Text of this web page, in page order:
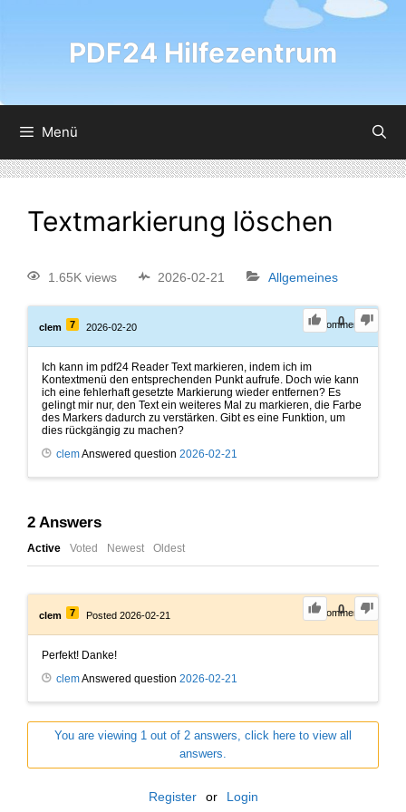
PDF24 Hilfezentrum
Menü
Textmarkierung löschen
1.65K views 2026-02-21 Allgemeines
0
clem 7 2026-02-20 0Comments
Ich kann im pdf24 Reader Text markieren, indem ich im
Kontextmenü den entsprechenden Punkt aufrufe. Doch wie kann
ich eine fehlerhaft gesetzte Markierung wieder entfernen? Es
gelingt mir nur, den Text ein weiteres Mal zu markieren, die Farbe
des Markers dadurch zu verstärken. Gibt es eine Funktion, um
dies rückgängig zu machen?
clemAnswered question 2026-02-21
2 Answers
Active Voted Newest Oldest
0
clem 7 Posted 2026-02-21 0Comments
Perfekt! Danke!
clemAnswered question 2026-02-21
You are viewing 1 out of 2 answers, click here to view all
answers.
Register or Login